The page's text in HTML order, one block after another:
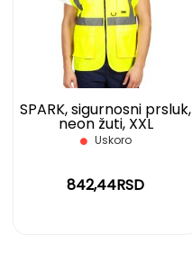
SPARK, sigurnosni prsluk,
neon žuti, XXL
Uskoro
842,44RSD